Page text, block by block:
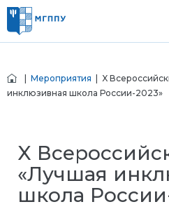
Мероприятия | X
инклюзивная школа России-2023»
X
«Лучшая
школа